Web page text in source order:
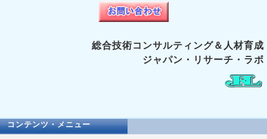
総合技術コンサルティング＆人材育成
ジャパン・リサーチ・ラボ
コンテンツ・メニュー